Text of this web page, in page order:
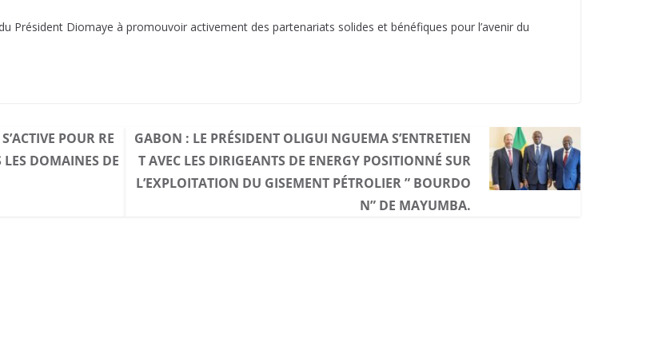
Président Diomaye à promouvoir activement des partenariats solides et bénéfiques pour l’avenir du
POUR RE
LES DOMAINES DE
GABON : LE PRÉSIDENT OLIGUI NGUEMA S’ENTRETIEN
T AVEC LES DIRIGEANTS DE ENERGY POSITIONNÉ SUR
L’EXPLOITATION DU GISEMENT PÉTROLIER ” BOURDO
N” DE MAYUMBA.